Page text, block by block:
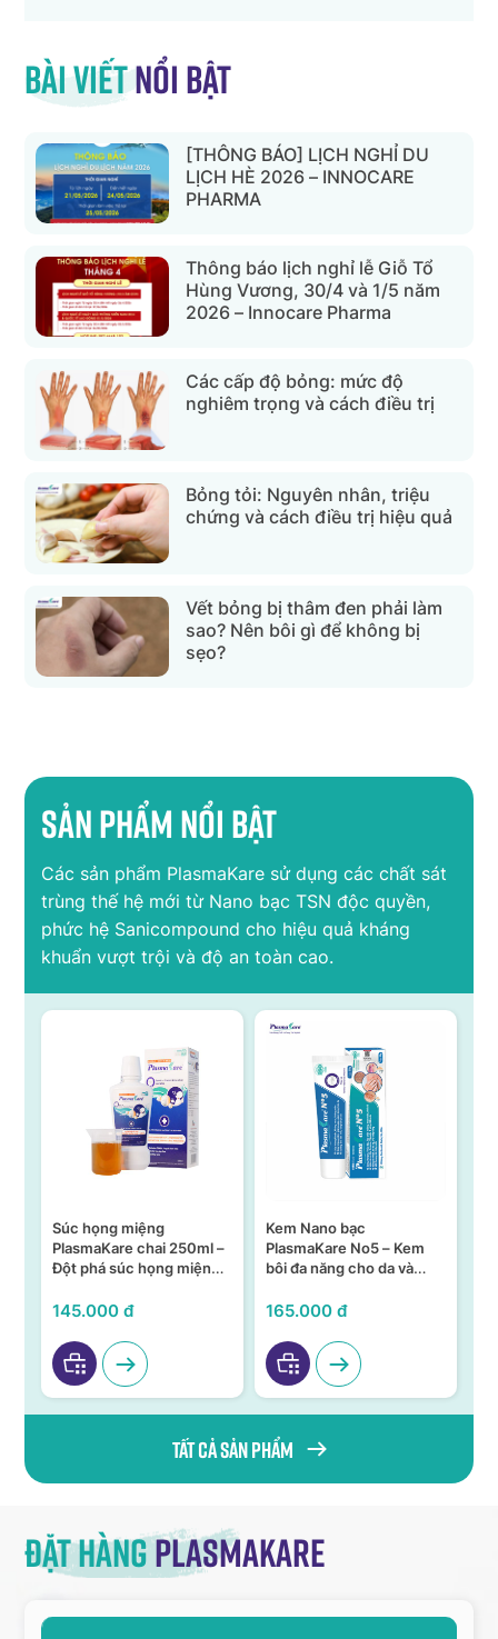
Bài viếtnổi bật
[THÔNG BÁO] LỊCH NGHỈ DU
LỊCH HÈ 2026 – INNOCARE
PHARMA
Thông báo lịch nghỉ lễ Giỗ Tổ
Hùng Vương, 30/4 và 1/5 năm
2026 – Innocare Pharma
Các cấp độ bỏng: mức độ
nghiêm trọng và cách điều trị
Bỏng tỏi: Nguyên nhân, triệu
chứng và cách điều trị hiệu quả
Vết bỏng bị thâm đen phải làm
sao? Nên bôi gì để không bị
sẹo?
Sản phẩm nổi bật
Các sản phẩm PlasmaKare sử dụng các chất sát
trùng thế hệ mới từ Nano bạc TSN độc quyền,
phức hệ Sanicompound cho hiệu quả kháng
khuẩn vượt trội và độ an toàn cao.
Súc họng miệng
PlasmaKare chai 250ml –
Đột phá súc họng miệng
145.000 đ
Kem Nano bạc
PlasmaKare No5 – Kem
bôi đa năng cho da và
165.000 đ
Tất cả sản phẩm
Đặt hàngPlasmakare